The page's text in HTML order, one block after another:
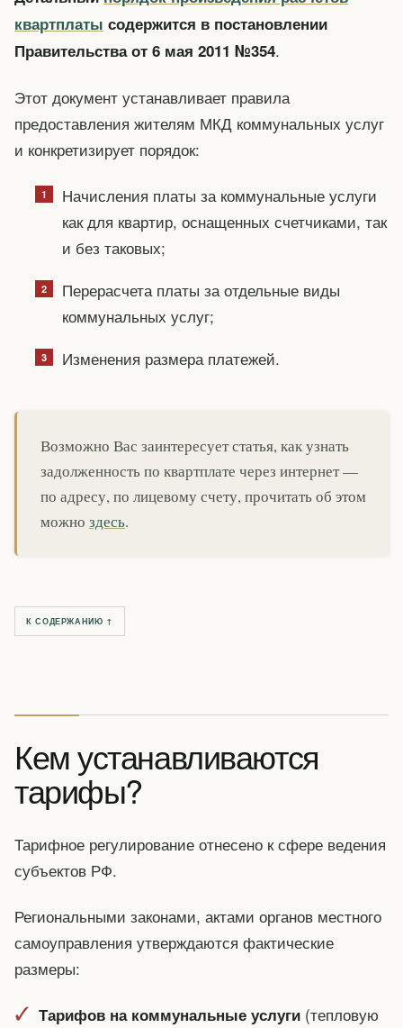
квартплаты содержится в постановлении
Правительства от 6 мая 2011 №354.
Этот документ устанавливает правила
предоставления жителям МКД коммунальных услуг
и конкретизирует порядок:
Начисления платы за коммунальные услуги
как для квартир, оснащенных счетчиками, так
и без таковых;
Перерасчета платы за отдельные виды
коммунальных услуг;
Изменения размера платежей.
Возможно Вас заинтересует статья, как узнать
задолженность по квартплате через интернет —
по адресу, по лицевому счету, прочитать об этом
можно здесь.
К СОДЕРЖАНИЮ ↑
Кем устанавливаются
тарифы?
Тарифное регулирование отнесено к сфере ведения
субъектов РФ.
Региональными законами, актами органов местного
самоуправления утверждаются фактические
размеры:
Тарифов на коммунальные услуги (тепловую